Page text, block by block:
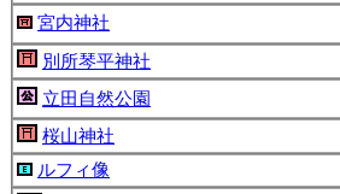
宮内神社
別所琴平神社
立田自然公園
桜山神社
ルフィ像